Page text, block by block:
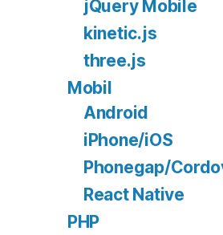
jQuery Mobile
kinetic.js
three.js
Mobil
Android
iPhone/iOS
Phonegap/
React Native
PHP